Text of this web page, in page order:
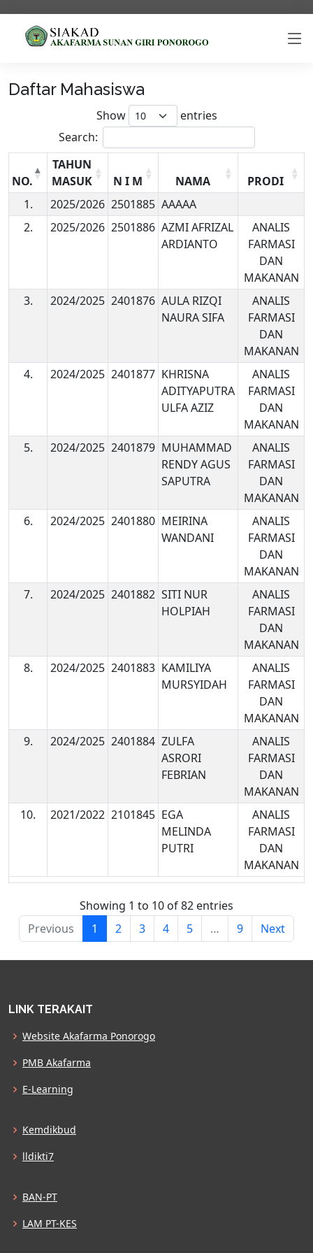
Daftar Mahasiswa
Show
entries
Search:
NO.
TAHUN
MASUK
N I M NAMA
PRODI
1.
2025/2026 2501885 AAAAA
2.
2025/2026 2501886 AZMI AFRIZAL
ARDIANTO
ANALIS
FARMASI
DAN
MAKANAN
3.
2024/2025 2401876 AULA RIZQI
NAURA SIFA
ANALIS
FARMASI
DAN
MAKANAN
4.
2024/2025 2401877 KHRISNA
ADITYAPUTRA
ULFA AZIZ
ANALIS
FARMASI
DAN
MAKANAN
5.
2024/2025 2401879 MUHAMMAD
RENDY AGUS
SAPUTRA
ANALIS
FARMASI
DAN
MAKANAN
6.
2024/2025 2401880 MEIRINA
WANDANI
ANALIS
FARMASI
DAN
MAKANAN
7.
2024/2025 2401882 SITI NUR
HOLPIAH
ANALIS
FARMASI
DAN
MAKANAN
8.
2024/2025 2401883 KAMILIYA
MURSYIDAH
ANALIS
FARMASI
DAN
MAKANAN
9.
2024/2025 2401884 ZULFA
ASRORI
FEBRIAN
ANALIS
FARMASI
DAN
MAKANAN
10.
2021/2022 2101845 EGA
MELINDA
PUTRI
ANALIS
FARMASI
DAN
MAKANAN
Showing 1 to 10 of 82 entries
Previous
1 2 3 4 5 … 9 Next
LINK TERAKAIT
Website Akafarma Ponorogo
PMB Akafarma
E-Learning
Kemdikbud
lldikti7
BAN-PT
LAM PT-KES